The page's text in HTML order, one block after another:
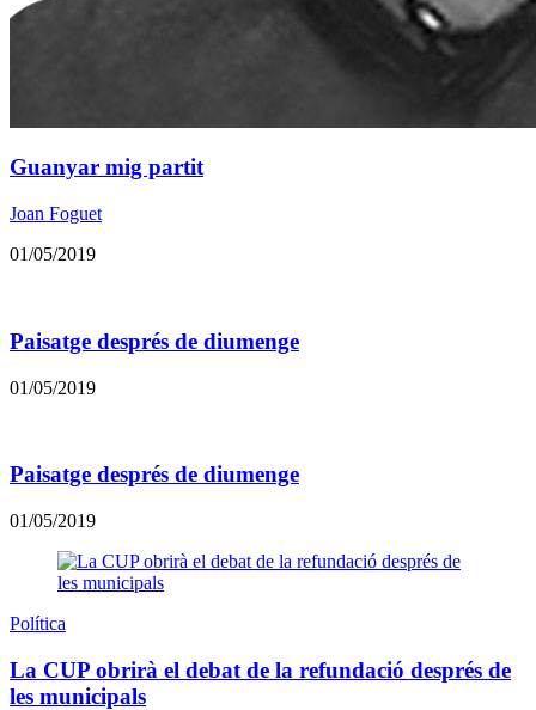
Guanyar mig partit
Joan Foguet
01/05/2019
Paisatge després de diumenge
01/05/2019
Paisatge després de diumenge
01/05/2019
Política
La CUP obrirà el debat de la refundació després de
les municipals